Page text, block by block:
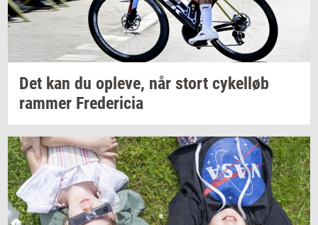
Det kan du op­le­ve, når stort cy­kel­løb
ram­mer Fre­de­ri­cia